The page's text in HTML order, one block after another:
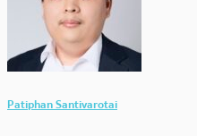
Patiphan Santivarotai